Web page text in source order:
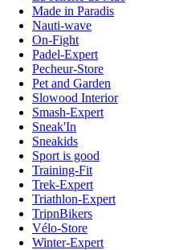
Made in Paradis
Nauti-wave
On-Fight
Padel-Expert
Pecheur-Store
Pet and Garden
Slowood Interior
Smash-Expert
Sneak'In
Sneakids
Sport is good
Training-Fit
Trek-Expert
Triathlon-Expert
TripnBikers
Vélo-Store
Winter-Expert